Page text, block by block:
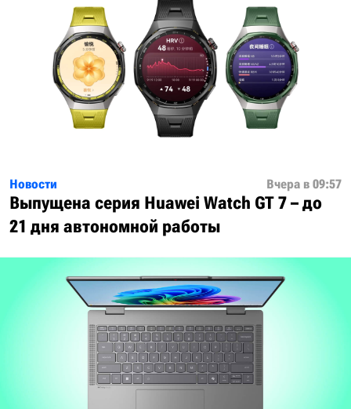
Новости Вчера в 09:57
Выпущена серия Huawei Watch GT 7 – до
21 дня автономной работы